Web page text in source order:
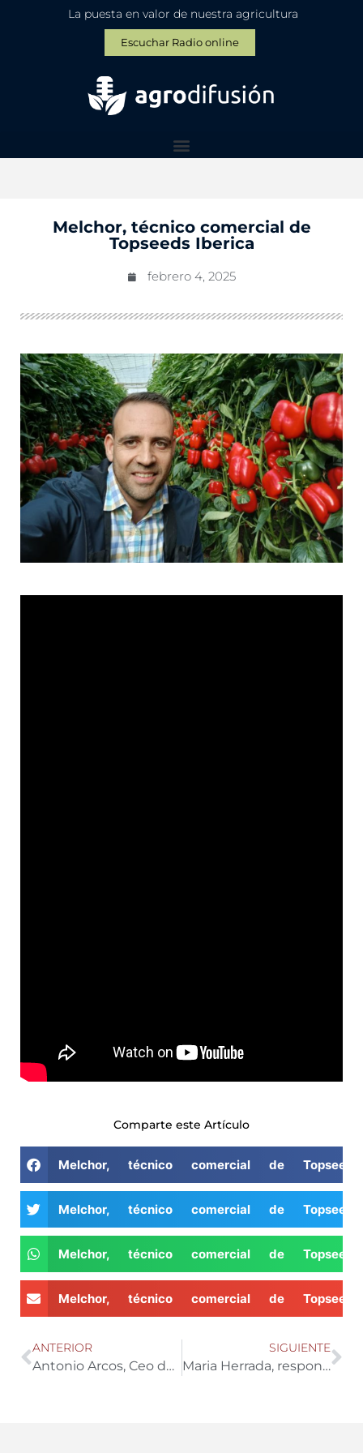
La puesta en valor de nuestra agricultura
Escuchar Radio online
Melchor, técnico comercial de
Topseeds Iberica
febrero 4, 2025
Comparte este Artículo
Melchor, técnico comercial de
Melchor, técnico comercial de
Melchor, técnico comercial de
Melchor, técnico comercial de
ANTERIOR
Antonio Arcos, Ceo de CreaSustrato y compañero de bajo plastico
SIGUIENTE
Maria Herrada, responsable de ventas de Plantal Producciones